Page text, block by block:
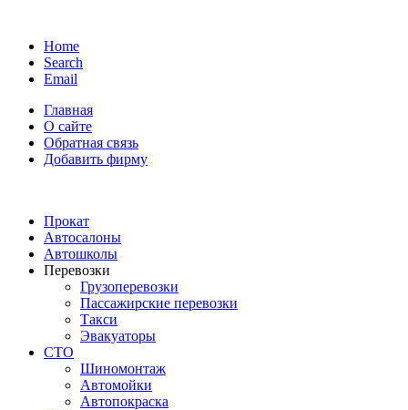
Home
Search
Email
Главная
О сайте
Обратная связь
Добавить фирму
Прокат
Автосалоны
Автошколы
Перевозки
Грузоперевозки
Пассажирские перевозки
Такси
Эвакуаторы
СТО
Шиномонтаж
Автомойки
Автопокраска